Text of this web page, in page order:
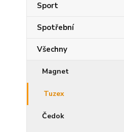
Sport
Spotřební
Všechny
Magnet
Tuzex
Čedok